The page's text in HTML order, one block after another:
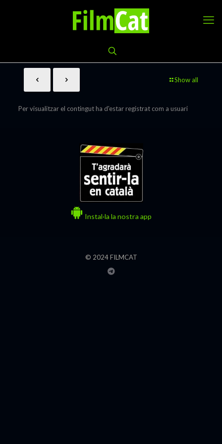
Show all
Per visualitzar el contingut ha d'estar registrat com a usuari
Instal·la la nostra app
© 2024 FILMCAT